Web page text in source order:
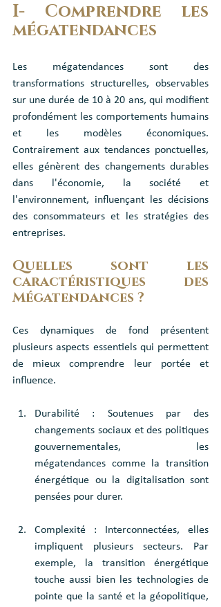
I- Comprendre les
mégatendances
Les mégatendances sont des
transformations structurelles, observables
sur une durée de 10 à 20 ans, qui modifient
profondément les comportements humains
et les modèles économiques.
Contrairement aux tendances ponctuelles,
elles génèrent des changements durables
dans l'économie, la société et
l'environnement, influençant les décisions
des consommateurs et les stratégies des
entreprises.
Quelles sont les
caractéristiques des
Mégatendances ?
Ces dynamiques de fond présentent
plusieurs aspects essentiels qui permettent
de mieux comprendre leur portée et
influence.
Durabilité : Soutenues par des
changements sociaux et des politiques
gouvernementales, les
mégatendances comme la transition
énergétique ou la digitalisation sont
pensées pour durer.
Complexité : Interconnectées, elles
impliquent plusieurs secteurs. Par
exemple, la transition énergétique
touche aussi bien les technologies de
pointe que la santé et la géopolitique,